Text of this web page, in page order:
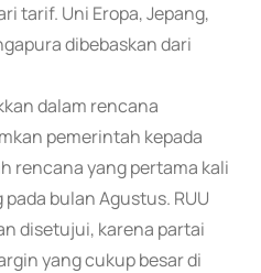
tarif. Uni Eropa, Jepang,
dibebaskan dari
dalam rencana
pemerintah kepada
rencana yang pertama kali
bulan Agustus. RUU
disetujui, karena partai
yang cukup besar di